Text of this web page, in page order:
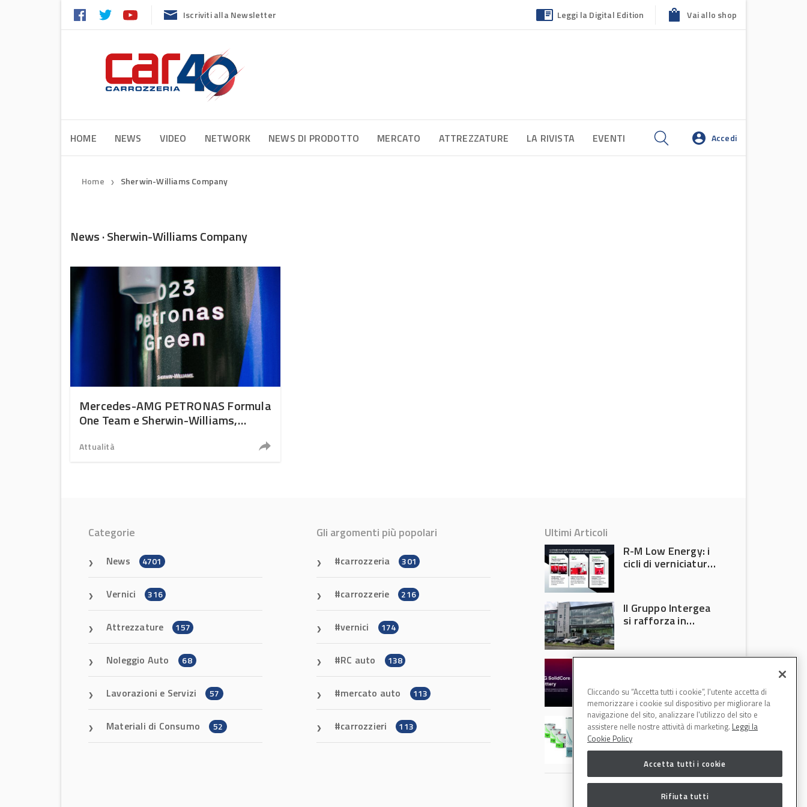
Iscriviti alla Newsletter Leggi la Digital Edition Vai allo shop
HOME NEWS VIDEO NETWORK NEWS DI PRODOTTO MERCATO ATTREZZATURE LA RIVISTA EVENTI Accedi
Home ❯ Sherwin-Williams Company
News · Sherwin-Williams Company
Mercedes-AMG PETRONAS Formula
One Team e Sherwin-Williams,
Attualità
Categorie
News 4701
Vernici 316
Attrezzature 157
Noleggio Auto 68
Lavorazioni e Servizi 57
Materiali di Consumo 52
Gli argomenti più popolari
carrozzeria 301
carrozzerie 216
vernici 174
RC auto 138
mercato auto 113
carrozzieri 113
Ultimi Articoli
R-M Low Energy: i
cicli di verniciatura
tempi e costi in
carrozzeria
Il Gruppo Intergea
si rafforza in
tecnologia che
potrebbe
accelerare la
rivoluzione
dell’auto elettrica
Speciale Low
Energy: axalta Fast
Cure Low Energy: la
tecnologia che
energetici e
aumenta la
Cliccando su “Accetta tutti i cookie”, l'utente accetta di
memorizzare i cookie sul dispositivo per migliorare la
navigazione del sito, analizzare l'utilizzo del sito e
assistere nelle nostre attività di marketing. Leggi la
Cookie Policy
Accetta tutti i cookie
Rifiuta tutti